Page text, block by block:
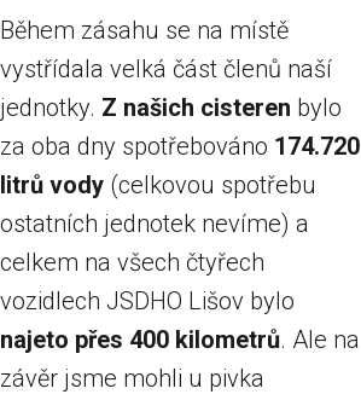
Během zásahu se na místě
vystřídala velká část členů naší
jednotky. Z našich cisteren bylo
za oba dny spotřebováno 174.720
litrů vody (celkovou spotřebu
ostatních jednotek nevíme) a
celkem na všech čtyřech
vozidlech JSDHO Lišov bylo
najeto přes 400 kilometrů. Ale na
závěr jsme mohli u pivka